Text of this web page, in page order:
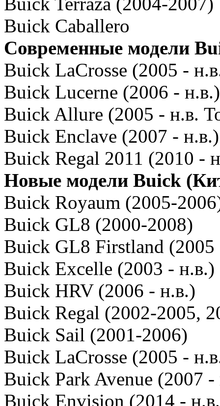
Buick Caballero
Современные модели
Buick LaCrosse (2005 -
Buick Lucerne (2006 - н.в.)
Buick Allure (2005 - н.в.
Buick Enclave (2007 - н.в.)
Buick Regal 2011 (2010 -
Новые модели Buick
Buick Royaum (2005-
Buick GL8 (2000-2008)
Buick GL8 Firstland (2005
Buick Excelle (2003 - н.в.)
Buick HRV (2006 - н.в.)
Buick Regal (2002-2005,
Buick Sail (2001-2006)
Buick LaCrosse (2005 -
Buick Park Avenue (2007 -
Buick Envision (2014 -